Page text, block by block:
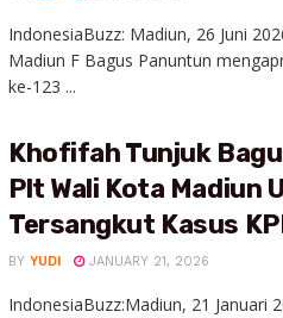
IndonesiaBuzz: Madiun, 26 Juni
Madiun F Bagus Panuntun
ke-123 ...
Khofifah Tunjuk
Plt Wali Kota Madiun
Tersangkut Kasus
BY YUDI JANUARY 21, 2026
IndonesiaBuzz:Madiun, 21 Januari